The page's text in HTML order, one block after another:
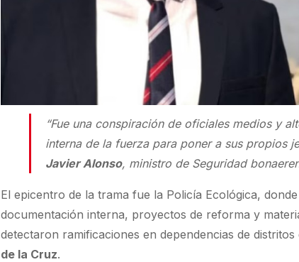
“Fue una conspiración de oficiales medios y
interna de la fuerza para poner a sus propios
Javier Alonso, ministro de Seguridad
El epicentro de la trama fue la Policía Ecológica,
documentación interna, proyectos de reforma y
detectaron ramificaciones en dependencias de distritos
de la Cruz.